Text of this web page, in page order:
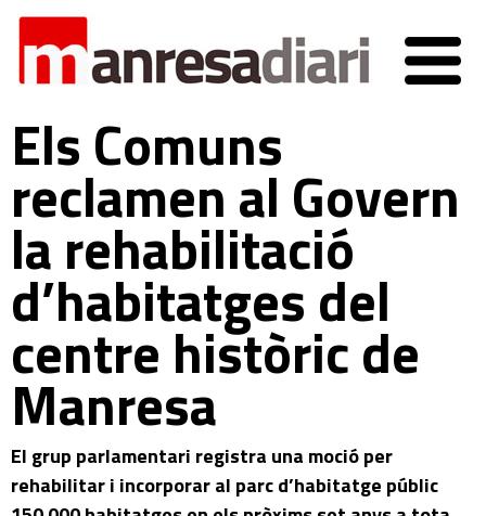
Els Comuns
reclamen al Govern
la rehabilitació
d’habitatges del
centre històric de
Manresa
El grup parlamentari registra una moció per
rehabilitar i incorporar al parc d’habitatge públic